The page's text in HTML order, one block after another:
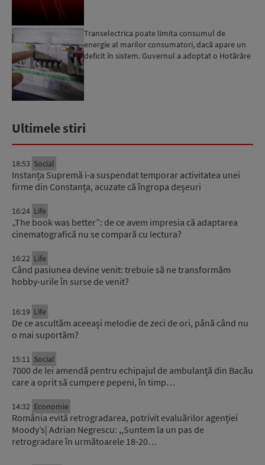
Transelectrica poate limita consumul de
energie al marilor consumatori, dacă apare un
deficit în sistem. Guvernul a adoptat o Hotărâre
Ultimele stiri
18:53 Social
Instanța Supremă i-a suspendat temporar activitatea unei
firme din Constanța, acuzate că îngropa deșeuri
16:24 Life
„The book was better”: de ce avem impresia că adaptarea
cinematografică nu se compară cu lectura?
16:22 Life
Când pasiunea devine venit: trebuie să ne transformăm
hobby-urile în surse de venit?
16:19 Life
De ce ascultăm aceeași melodie de zeci de ori, până când nu
o mai suportăm?
15:11 Social
7000 de lei amendă pentru echipajul de ambulanță din Bacău
care a oprit să cumpere pepeni, în timp…
14:32 Economie
România evită retrogradarea, potrivit evaluărilor agenției
Moody’s| Adrian Negrescu: ,,Suntem la un pas de
retrogradare în următoarele 18-20…